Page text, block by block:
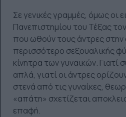
Σε γενικές γραμμές, όμως οι
Πανεπιστημίου του Τέξας
που ωθούν τους άντρες στην
περισσότερο σεξουαλικής
κίνητρα των γυναικών. Γιατί
απλά, γιατί οι άντρες
στενά από τις γυναίκες,
«απάτη» σχετίζεται
επαφή.